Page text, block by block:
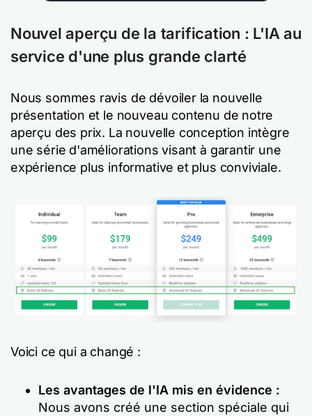
Nouvel aperçu de la tarification : L'IA au
service d'une plus grande clarté
Nous sommes ravis de dévoiler la nouvelle
présentation et le nouveau contenu de notre
aperçu des prix. La nouvelle conception intègre
une série d'améliorations visant à garantir une
expérience plus informative et plus conviviale.
Voici ce qui a changé :
Les avantages de l'IA mis en évidence :
Nous avons créé une section spéciale qui